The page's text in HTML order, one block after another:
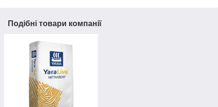
Подібні товари компанії